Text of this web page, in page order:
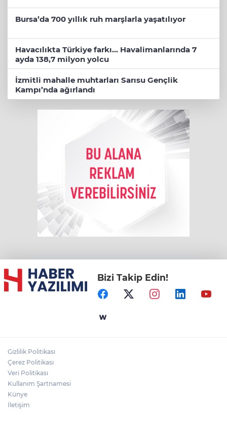
Bursa’da 700 yıllık ruh marşlarla yaşatılıyor
Havacılıkta Türkiye farkı... Havalimanlarında 7
ayda 138,7 milyon yolcu
İzmitli mahalle muhtarları Sarısu Gençlik
Kampı’nda ağırlandı
Bizi Takip Edin!
Gizlilik Politikası
Çerez Politikası
Veri Politikası
Kullanım Şartnamesi
Künye
İletişim